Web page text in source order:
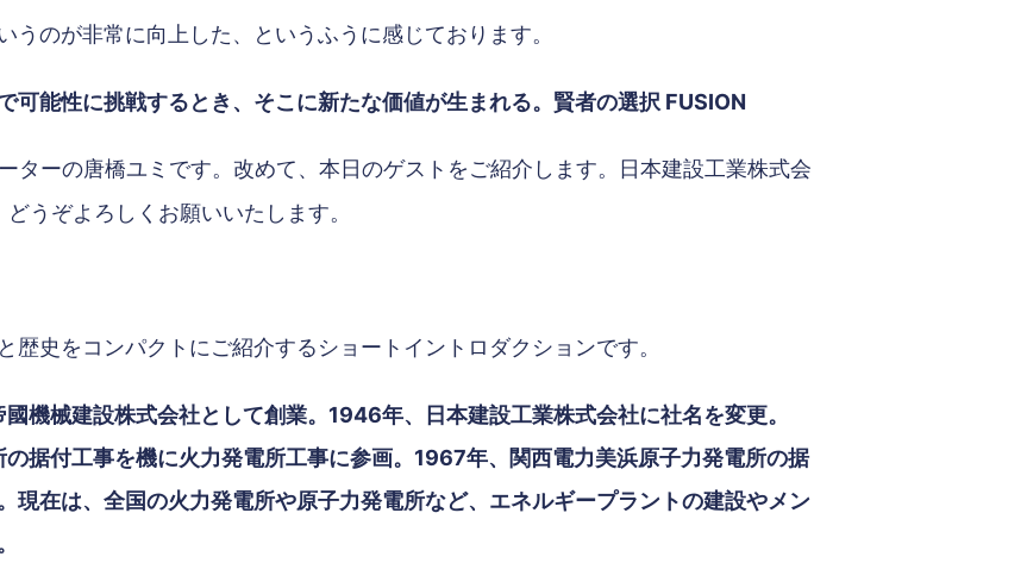
のが非常に向上した、というふうに感じております。
可能性に挑戦するとき、そこに新たな価値が生まれる。賢者の選択 FUSION
ターの唐橋ユミです。改めて、本日のゲストをご紹介します。日本建設工業株式会
うぞよろしくお願いいたします。
史をコンパクトにご紹介するショートイントロダクションです。
機械建設株式会社として創業。1946年、日本建設工業株式会社に社名を変更。
据付工事を機に火力発電所工事に参画。1967年、関西電力美浜原子力発電所の据
現在は、全国の火力発電所や原子力発電所など、エネルギープラントの建設やメン